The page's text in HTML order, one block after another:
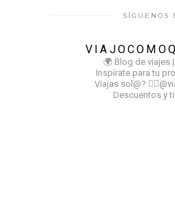
SÍGUENOS
🌍 Blog de viajes
Inspírate para tu
Viajas sol@?
Descuentos y